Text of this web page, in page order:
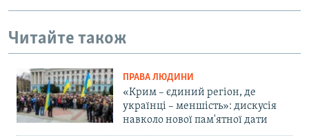
Читайте також
ПРАВА ЛЮДИНИ
«Крим – єдиний регіон, де
українці – меншість»: дискусія
навколо нової пам'ятної дати